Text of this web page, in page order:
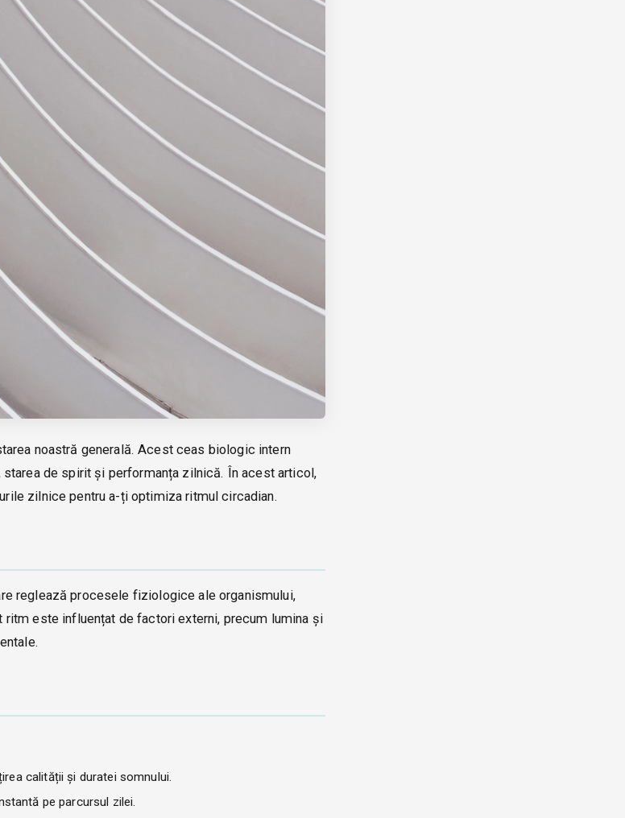
noastră generală. Acest ceas biologic intern
de spirit și performanța zilnică. În acest articol,
zilnice pentru a-ți optimiza ritmul circadian.
reglează procesele fiziologice ale organismului,
este influențat de factori externi, precum lumina și
calității și duratei somnului.
pe parcursul zilei.